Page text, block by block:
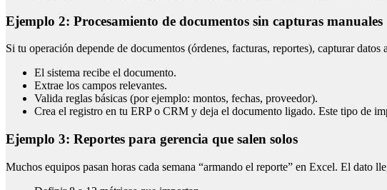
Ejemplo 2: Procesamiento de documentos sin capturas manuales
Si tu operación depende de documentos (órdenes, facturas, reportes), capturar
El sistema recibe el documento.
Extrae los campos relevantes.
Valida reglas básicas (por ejemplo: montos, fechas, proveedor).
Crea el registro en tu ERP o CRM y deja el documento ligado. Este tipo de
Ejemplo 3: Reportes para gerencia que salen solos
Muchos equipos pasan horas cada semana “armando el reporte” en Excel. El dato